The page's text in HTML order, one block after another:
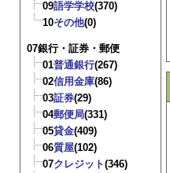
09語学学校(370)
10その他(0)
07銀行・証券・郵便
01普通銀行(267)
02信用金庫(86)
03証券(29)
04郵便局(331)
05貸金(409)
06質屋(102)
07クレジット(346)